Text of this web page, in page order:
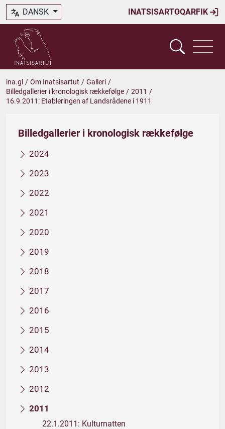
INATSISARTOQARFIK
DANSK
ina.gl / Om Inatsisartut / Galleri /
Billedgallerier i kronologisk rækkefølge / 2011 /
16.9.2011: Etableringen af Landsrådene i 1911
Billedgallerier i kronologisk rækkefølge
2024
2023
2022
2021
2020
2019
2018
2017
2016
2015
2014
2013
2012
2011
22.1.2011: Kulturnatten